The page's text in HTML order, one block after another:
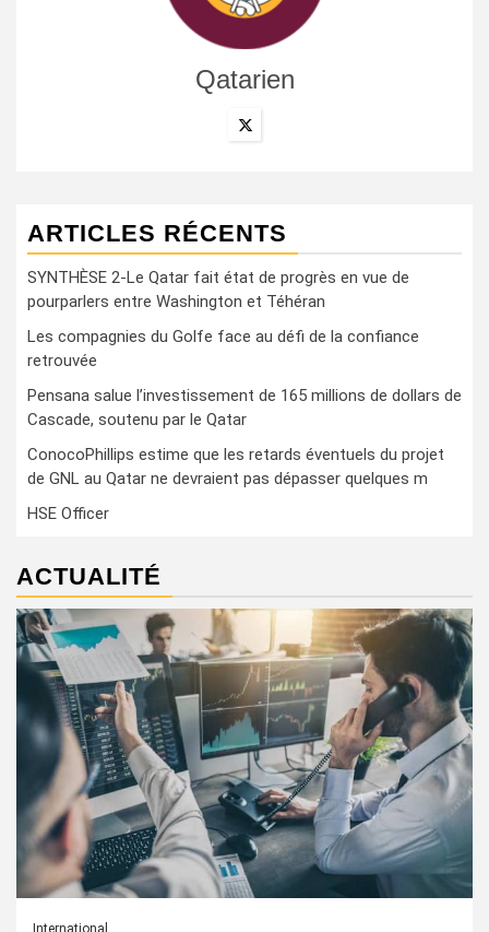
Qatarien
ARTICLES RÉCENTS
SYNTHÈSE 2-Le Qatar fait état de progrès en vue de
pourparlers entre Washington et Téhéran
Les compagnies du Golfe face au défi de la confiance
retrouvée
Pensana salue l’investissement de 165 millions de dollars de
Cascade, soutenu par le Qatar
ConocoPhillips estime que les retards éventuels du projet
de GNL au Qatar ne devraient pas dépasser quelques m
HSE Officer
ACTUALITÉ
International